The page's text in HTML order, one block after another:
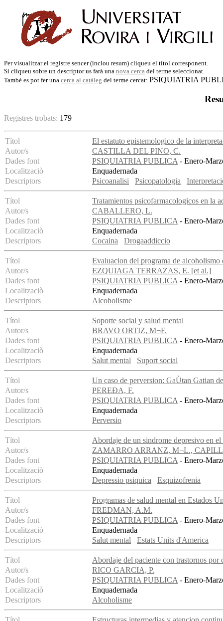
Per visualitzar el registre sencer (inclou resum) cliqueu el títol corresponent.
Si cliqueu sobre un descriptor us farà una nova cerca del terme seleccionat.
També es pot fer una cerca al catàleg del terme cercat: PSIQUIATRIA
Registres trobats: 179
Títol
El estatuto epistemologico de la
Autor/s
CASTILLA DEL PINO, C.
Dades font
PSIQUIATRIA PUBLICA- Enero-
Localitzaciò
Enquadernada
Descriptors
Psicoanalisi Psicopatologia
Títol
Tratamientos psicofarmacologicos en la
Autor/s
CABALLERO, L.
Dades font
PSIQUIATRIA PUBLICA- Enero-
Localitzaciò
Enquadernada
Descriptors
Cocaina Drogaaddiccio
Títol
Evaluacion del programa de alcoholismo
Autor/s
EZQUIAGA TERRAZAS, E. [et al.]
Dades font
PSIQUIATRIA PUBLICA- Enero-
Localitzaciò
Enquadernada
Descriptors
Alcoholisme
Títol
Soporte social y salud mental
Autor/s
BRAVO ORTIZ, M¬F.
Dades font
PSIQUIATRIA PUBLICA- Enero-
Localitzaciò
Enquadernada
Descriptors
Salut mental Suport social
Títol
Un caso de perversion: GaÙtan Gatian
Autor/s
PEREÐA, F.
Dades font
PSIQUIATRIA PUBLICA- Enero-
Localitzaciò
Enquadernada
Descriptors
Perversio
Títol
Abordaje de un sindrome depresivo en
Autor/s
ZAMARRO ARRANZ, M¬L.,
Dades font
PSIQUIATRIA PUBLICA- Enero-
Localitzaciò
Enquadernada
Descriptors
Depressio psiquica Esquizofrenia
Títol
Programas de salud mental en Estados
Autor/s
FREDMAN, A.M.
Dades font
PSIQUIATRIA PUBLICA- Enero-
Localitzaciò
Enquadernada
Descriptors
Salut mental Estats Units d'America
Títol
Abordaje del paciente con trastornos por
Autor/s
RICO GARCIA, P.
Dades font
PSIQUIATRIA PUBLICA- Enero-
Localitzaciò
Enquadernada
Descriptors
Alcoholisme